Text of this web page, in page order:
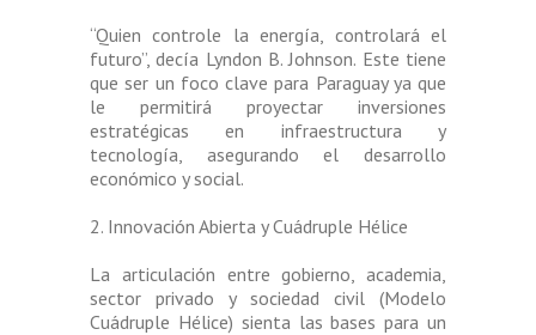
“Quien controle la energía, controlará el
futuro”, decía Lyndon B. Johnson. Este tiene
que ser un foco clave para Paraguay ya que
le permitirá proyectar inversiones
estratégicas en infraestructura y
tecnología, asegurando el desarrollo
económico y social.
2. Innovación Abierta y Cuádruple Hélice
La articulación entre gobierno, academia,
sector privado y sociedad civil (Modelo
Cuádruple Hélice) sienta las bases para un